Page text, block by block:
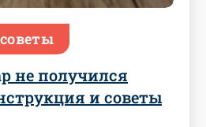
не получился
и советы